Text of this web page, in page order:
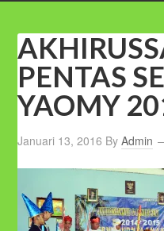
PENTAS
YAOMY
Januari 13, 2016 ByAdmin